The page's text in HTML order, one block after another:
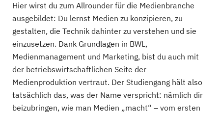
SRH University of Applied
Sciences
25 Studiengänge
Fachhochschule Kiel
Angewandte Kommunikationswissenschaften,...
Hier wirst du zum Allrounder für die Medienbranche
ausgebildet: Du lernst Medien zu konzipieren, zu
gestalten, die Technik dahinter zu verstehen und sie
einzusetzen. Dank Grundlagen in BWL,
Medienmanagement und Marketing, bist du auch mit
der betriebswirtschaftlichen Seite der
Medienproduktion vertraut. Der Studiengang hält also
tatsächlich das, was der Name verspricht: nämlich dir
beizubringen, wie man Medien „macht“ – vom ersten